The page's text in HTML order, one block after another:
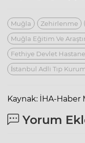
Muğla Zehirlenme
Muğla Eğitim Ve
Fethiye Devlet
İstanbul Adli Tıp
Kaynak: İHA-Haber
Yorum